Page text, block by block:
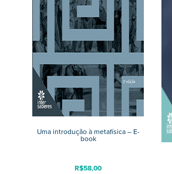
Uma introdução à metafísica – E-
book
R$58,00